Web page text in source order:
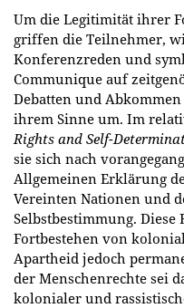
Um die Legitimität ihrer
griffen die Teilnehmer,
Konferenzreden und
Communique auf
Debatten und
ihrem Sinne um. Im
Rights and Self-
sie sich nach
Allgemeinen Erklärung
Vereinten Nationen und
Selbstbestimmung. Diese
Fortbestehen von
Apartheid jedoch
der Menschenrechte sei
kolonialer und